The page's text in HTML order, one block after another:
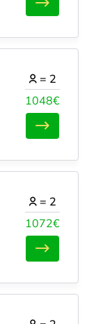
1048€
= 2
1072€
= 2